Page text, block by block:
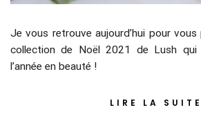
Je vous retrouve aujourd’hui pour
collection de Noël 2021 de Lush qui
l’année en beauté !
LIRE LA SUITE